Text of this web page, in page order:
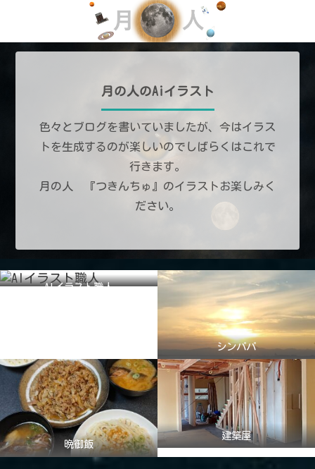
月の人のAiイラスト
色々とブログを書いていましたが、今はイラス
トを生成するのが楽しいのでしばらくはこれで
行きます。
月の人 『つきんちゅ』のイラストお楽しみく
ださい。
AIイラスト職人
シンパパ
晩御飯
建築屋